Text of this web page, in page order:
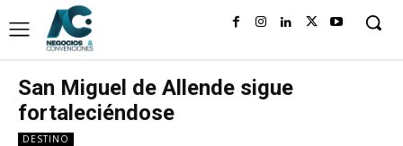
San Miguel de Allende sigue
fortaleciéndose
DESTINO